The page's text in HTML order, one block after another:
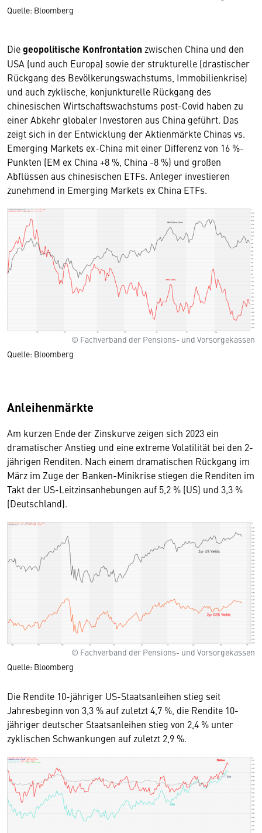
Quelle: Bloomberg
Diegeopolitische Konfrontation zwischen China und den
USA (und auch Europa) sowie der strukturelle (drastischer
Rückgang des Bevölkerungswachstums, Immobilienkrise)
und auch zyklische, konjunkturelle Rückgang des
chinesischen Wirtschaftswachstums post-Covid haben zu
einer Abkehr globaler Investoren aus China geführt. Das
zeigt sich in der Entwicklung der Aktienmärkte Chinas vs.
Emerging Markets ex-China mit einer Differenz von 16 %-
Punkten (EM ex China +8 %, China -8 %) und großen
Abflüssen aus chinesischen ETFs. Anleger investieren
zunehmend in Emerging Markets ex China ETFs.
© Fachverband der Pensions- und Vorsorgekassen
Quelle: Bloomberg
Anleihenmärkte
Am kurzen Ende der Zinskurve zeigen sich 2023 ein
dramatischer Anstieg und eine extreme Volatilität bei den 2-
jährigen Renditen. Nach einem dramatischen Rückgang im
März im Zuge der Banken-Minikrise stiegen die Renditen im
Takt der US-Leitzinsanhebungen auf 5,2 % (US) und 3,3 %
(Deutschland).
© Fachverband der Pensions- und Vorsorgekassen
Quelle: Bloomberg
Die Rendite 10-jähriger US-Staatsanleihen stieg seit
Jahresbeginn von 3,3 % auf zuletzt 4,7 %, die Rendite 10-
jähriger deutscher Staatsanleihen stieg von 2,4 % unter
zyklischen Schwankungen auf zuletzt 2,9 %.